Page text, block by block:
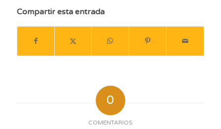
Compartir esta entrada
0
COMENTARIOS